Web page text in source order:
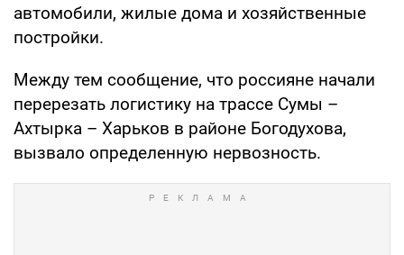
автомобили, жилые дома и хозяйственные
постройки.
Между тем сообщение, что россияне начали
перерезать логистику на трассе Сумы –
Ахтырка – Харьков в районе Богодухова,
вызвало определенную нервозность.